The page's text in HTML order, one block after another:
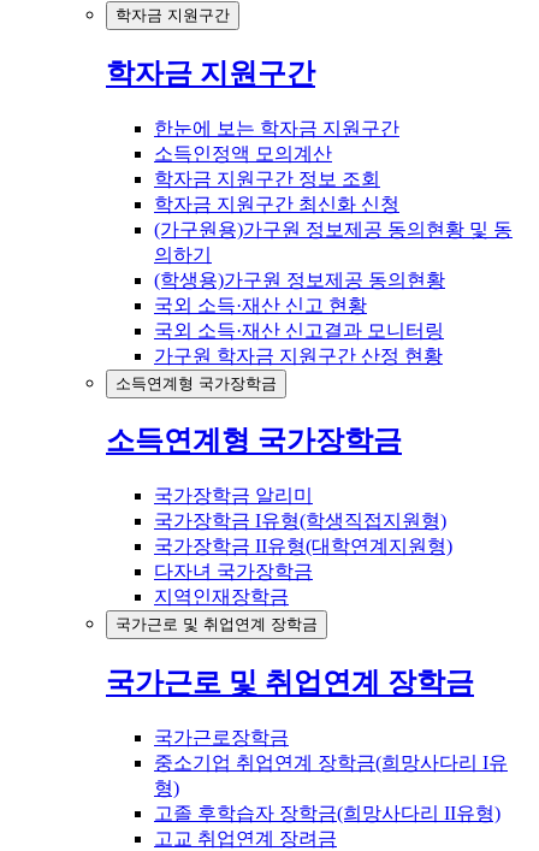
학자금 지원구간
학자금 지원구간
한눈에 보는 학자금 지원구간
소득인정액 모의계산
학자금 지원구간 정보 조회
학자금 지원구간 최신화 신청
(가구원용)가구원 정보제공 동의현황 및 동
의하기
(학생용)가구원 정보제공 동의현황
국외 소득·재산 신고 현황
국외 소득·재산 신고결과 모니터링
가구원 학자금 지원구간 산정 현황
소득연계형 국가장학금
소득연계형 국가장학금
국가장학금 알리미
국가장학금 I유형(학생직접지원형)
국가장학금 II유형(대학연계지원형)
다자녀 국가장학금
지역인재장학금
국가근로 및 취업연계 장학금
국가근로 및 취업연계 장학금
국가근로장학금
중소기업 취업연계 장학금(희망사다리 I유
형)
고졸 후학습자 장학금(희망사다리 II유형)
고교 취업연계 장려금